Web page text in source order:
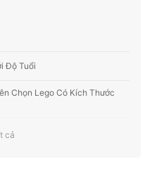
tập mybest
Độ Tuổi
Chọn Lego Có Kích Thước
Mô Phỏng Các Nhân Vật Nổi
cả